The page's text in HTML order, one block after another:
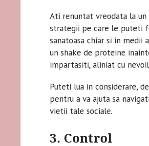
Ati renuntat vreodata la
strategii pe care le puteti
sanatoasa chiar si in medii
un shake de proteine
impartasiti, aliniat cu
Puteti lua in considerare,
pentru a va ajuta sa
vietii tale sociale.
3. Control